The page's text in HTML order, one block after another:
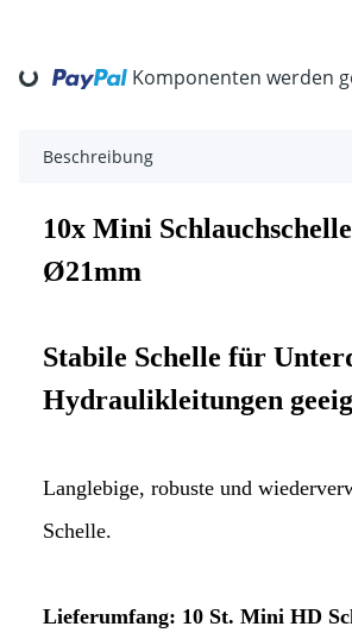
Loading... Komponenten werden
Beschreibung
10x Mini
Ø21mm
Stabile Schelle für
Hydraulikleitungen
Langlebige, robuste und
Schelle.
Lieferumfang: 10 St. Mini HD